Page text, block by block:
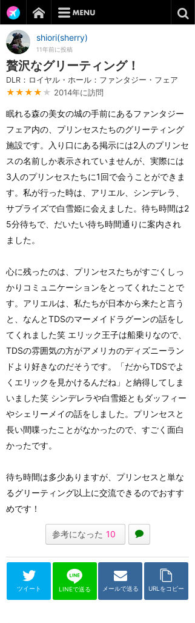
shiori(sherry)
11年前に投稿
贅沢なグリーティング！
DLR：ロイヤル・ホール：ファンタジー・フェア
★★★★ ★ 2014年に訪問
眠れる森の美女の城の手前にあるファンタジー
フェア内の、プリンセスたちのグリーティング
施設です。入り口にある掲示には2人のプリンセ
スの名前しか表示されていませんが、実際には
3人のプリンセスたちに1回で会うことができま
す。私が行った時は、アリエル、シンデレラ、
サプライズで白雪姫に会えました。待ち時間は2
5分待ちで、だいたい待ち時間通りに案内され
ました。
心に残ったのは、プリンセスたちがすごくしっ
かりコミュニケーションをとってくれたことで
す。アリエルは、私たちが日本から来たと言う
と、なんとTDSのマーメイドラグーンの話をし
てくれました笑 エリック王子は船乗りなので、
TDSの雰囲気の方がアメリカのディズニーラン
ドより好きなのだそうです。「だからTDSでよ
くエリックを見かけるんだね」と納得してしま
いました笑 シンデレラや白雪姫ともダッフィー
やシェリーメイの話をしました。プリンセスと
長い間喋ったことがなかったので、すごく面白
かったです。
待ち時間は多少ありますが、プリンセスと単な
るグリーティング以上に交流できるのでおすす
めです！
参考になった 10
ツイート LINEで送る メールで送る URLをコピー